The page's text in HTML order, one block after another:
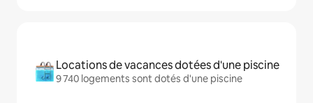
Locations de vacances dotées d'une piscine
9 740 logements sont dotés d'une piscine